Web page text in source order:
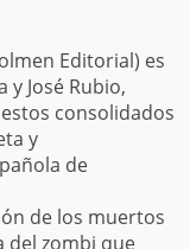
Editorial) es
y José Rubio,
consolidados
y
de
de los muertos
del zombi que